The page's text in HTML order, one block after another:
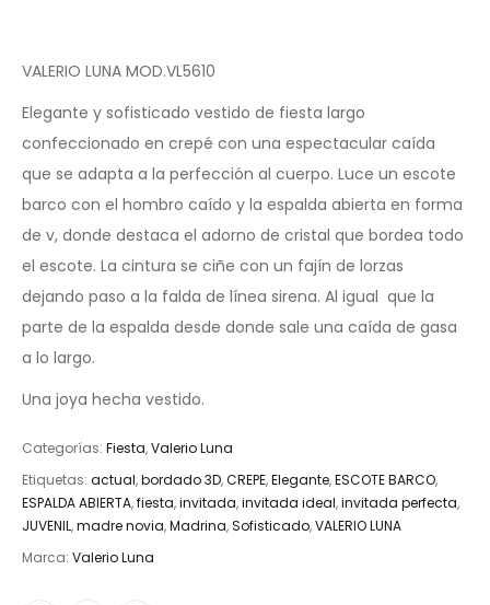
VALERIO LUNA MOD.VL5610
Elegante y sofisticado vestido de fiesta largo
confeccionado en crepé con una espectacular caída
que se adapta a la perfección al cuerpo. Luce un escote
barco con el hombro caído y la espalda abierta en forma
de v, donde destaca el adorno de cristal que bordea todo
el escote. La cintura se ciñe con un fajín de lorzas
dejando paso a la falda de línea sirena. Al igual que la
parte de la espalda desde donde sale una caída de gasa
a lo largo.
Una joya hecha vestido.
Categorías: Fiesta,Valerio Luna
Etiquetas: actual,bordado 3D,CREPE,Elegante,ESCOTE BARCO,
ESPALDA ABIERTA,fiesta,invitada,invitada ideal,invitada perfecta,
JUVENIL,madre novia,Madrina,Sofisticado,VALERIO LUNA
Marca: Valerio Luna